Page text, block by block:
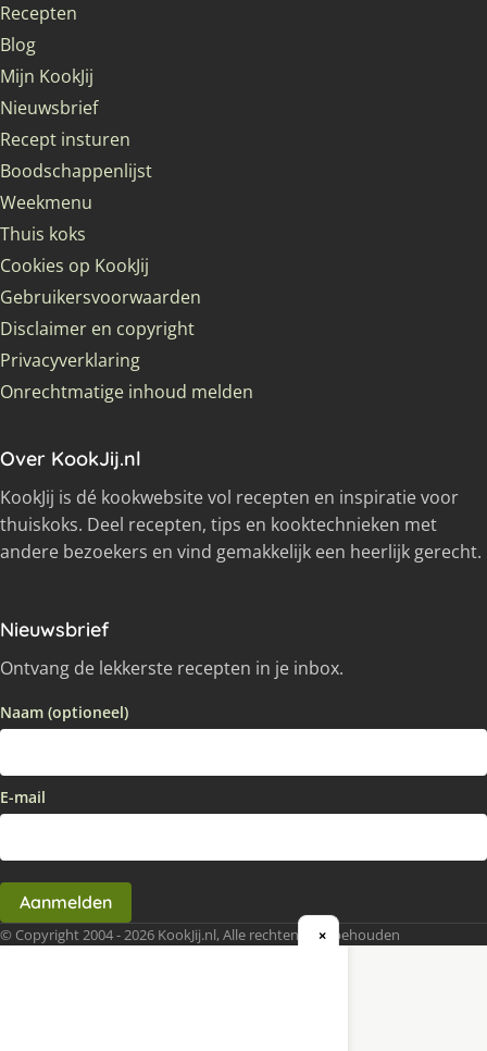
Recepten
Blog
Mijn KookJij
Nieuwsbrief
Recept insturen
Boodschappenlijst
Weekmenu
Thuis koks
Cookies op KookJij
Gebruikersvoorwaarden
Disclaimer en copyright
Privacyverklaring
Onrechtmatige inhoud melden
Over KookJij.nl
KookJij is dé kookwebsite vol recepten en inspiratie voor
thuiskoks. Deel recepten, tips en kooktechnieken met
andere bezoekers en vind gemakkelijk een heerlijk gerecht.
Nieuwsbrief
Ontvang de lekkerste recepten in je inbox.
Naam (optioneel)
E-mail
Aanmelden
© Copyright 2004 - 2026 KookJij.nl, Alle rechten voorbehouden
×